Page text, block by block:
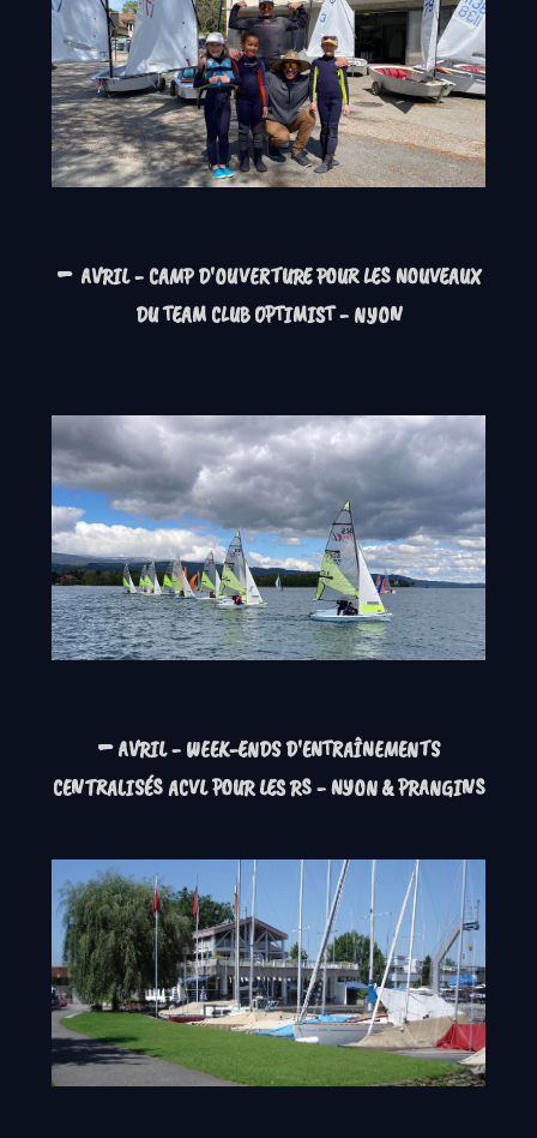
- AVRIL - CAMP D'OUVERTURE POUR LES NOUVEAUX
DU TEAM CLUB OPTIMIST - NYON
-AVRIL - WEEK-ENDS D'ENTRAÎNEMENTS
CENTRALISÉS ACVL POUR LES RS - NYON & PRANGINS